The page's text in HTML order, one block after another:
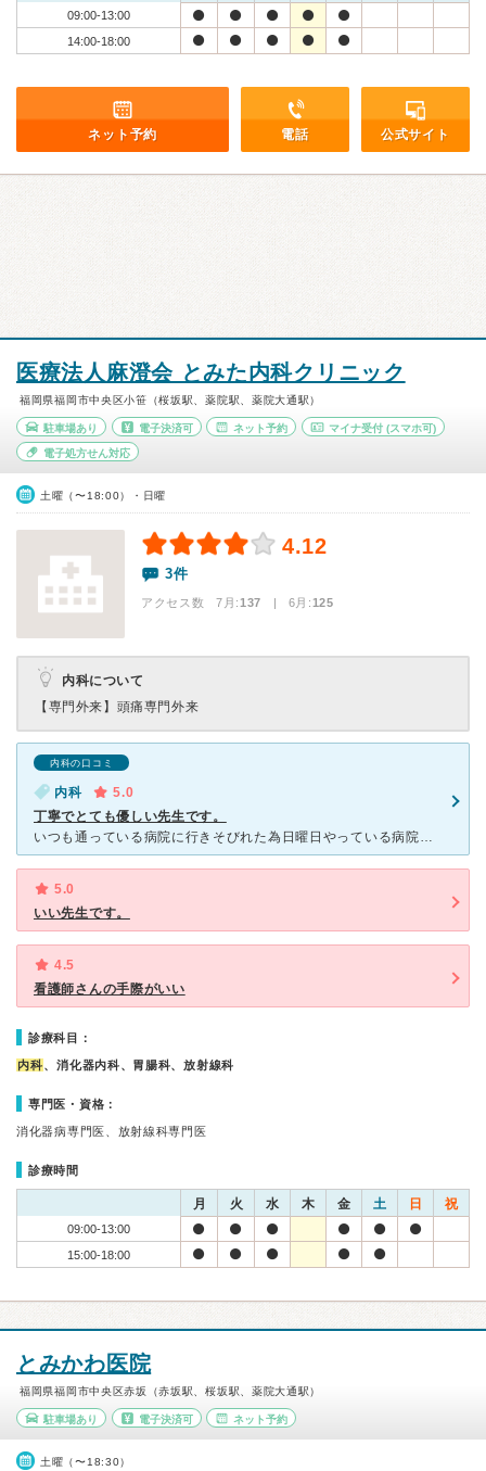
09:00-13:00
14:00-18:00
ネット予約 電話 公式サイト
医療法人麻澄会 とみた内科クリニック
福岡県福岡市中央区小笹（桜坂駅、薬院駅、薬院大通駅）
駐車場あり 電子決済可 ネット予約 マイナ受付 (スマホ可)
電子処方せん対応
土曜（〜18:00）・日曜
4.12
3件
アクセス数 7月:137 | 6月:125
内科について
【専門外来】 頭痛専門外来
内科の口コミ
内科
5.0
丁寧でとても優しい先生です。
いつも通っている病院に行きそびれた為日曜日やっている病院を探して行きました。事前に医院のHPにてどういった内容で今回来院なのか等書き込みメールを送りました。医院はとても清潔で受付も事前にメールを送って
5.0
いい先生です。
4.5
看護師さんの手際がいい
診療科目：
内科、消化器内科、胃腸科、放射線科
専門医・資格：
消化器病専門医、放射線科専門医
診療時間
月 火 水 木 金 土 日 祝
09:00-13:00
15:00-18:00
とみかわ医院
福岡県福岡市中央区赤坂（赤坂駅、桜坂駅、薬院大通駅）
駐車場あり 電子決済可 ネット予約
土曜（〜18:30）